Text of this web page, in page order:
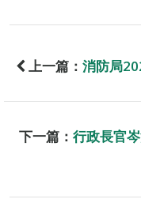
上一篇： 消防局
下一篇： 行政長官